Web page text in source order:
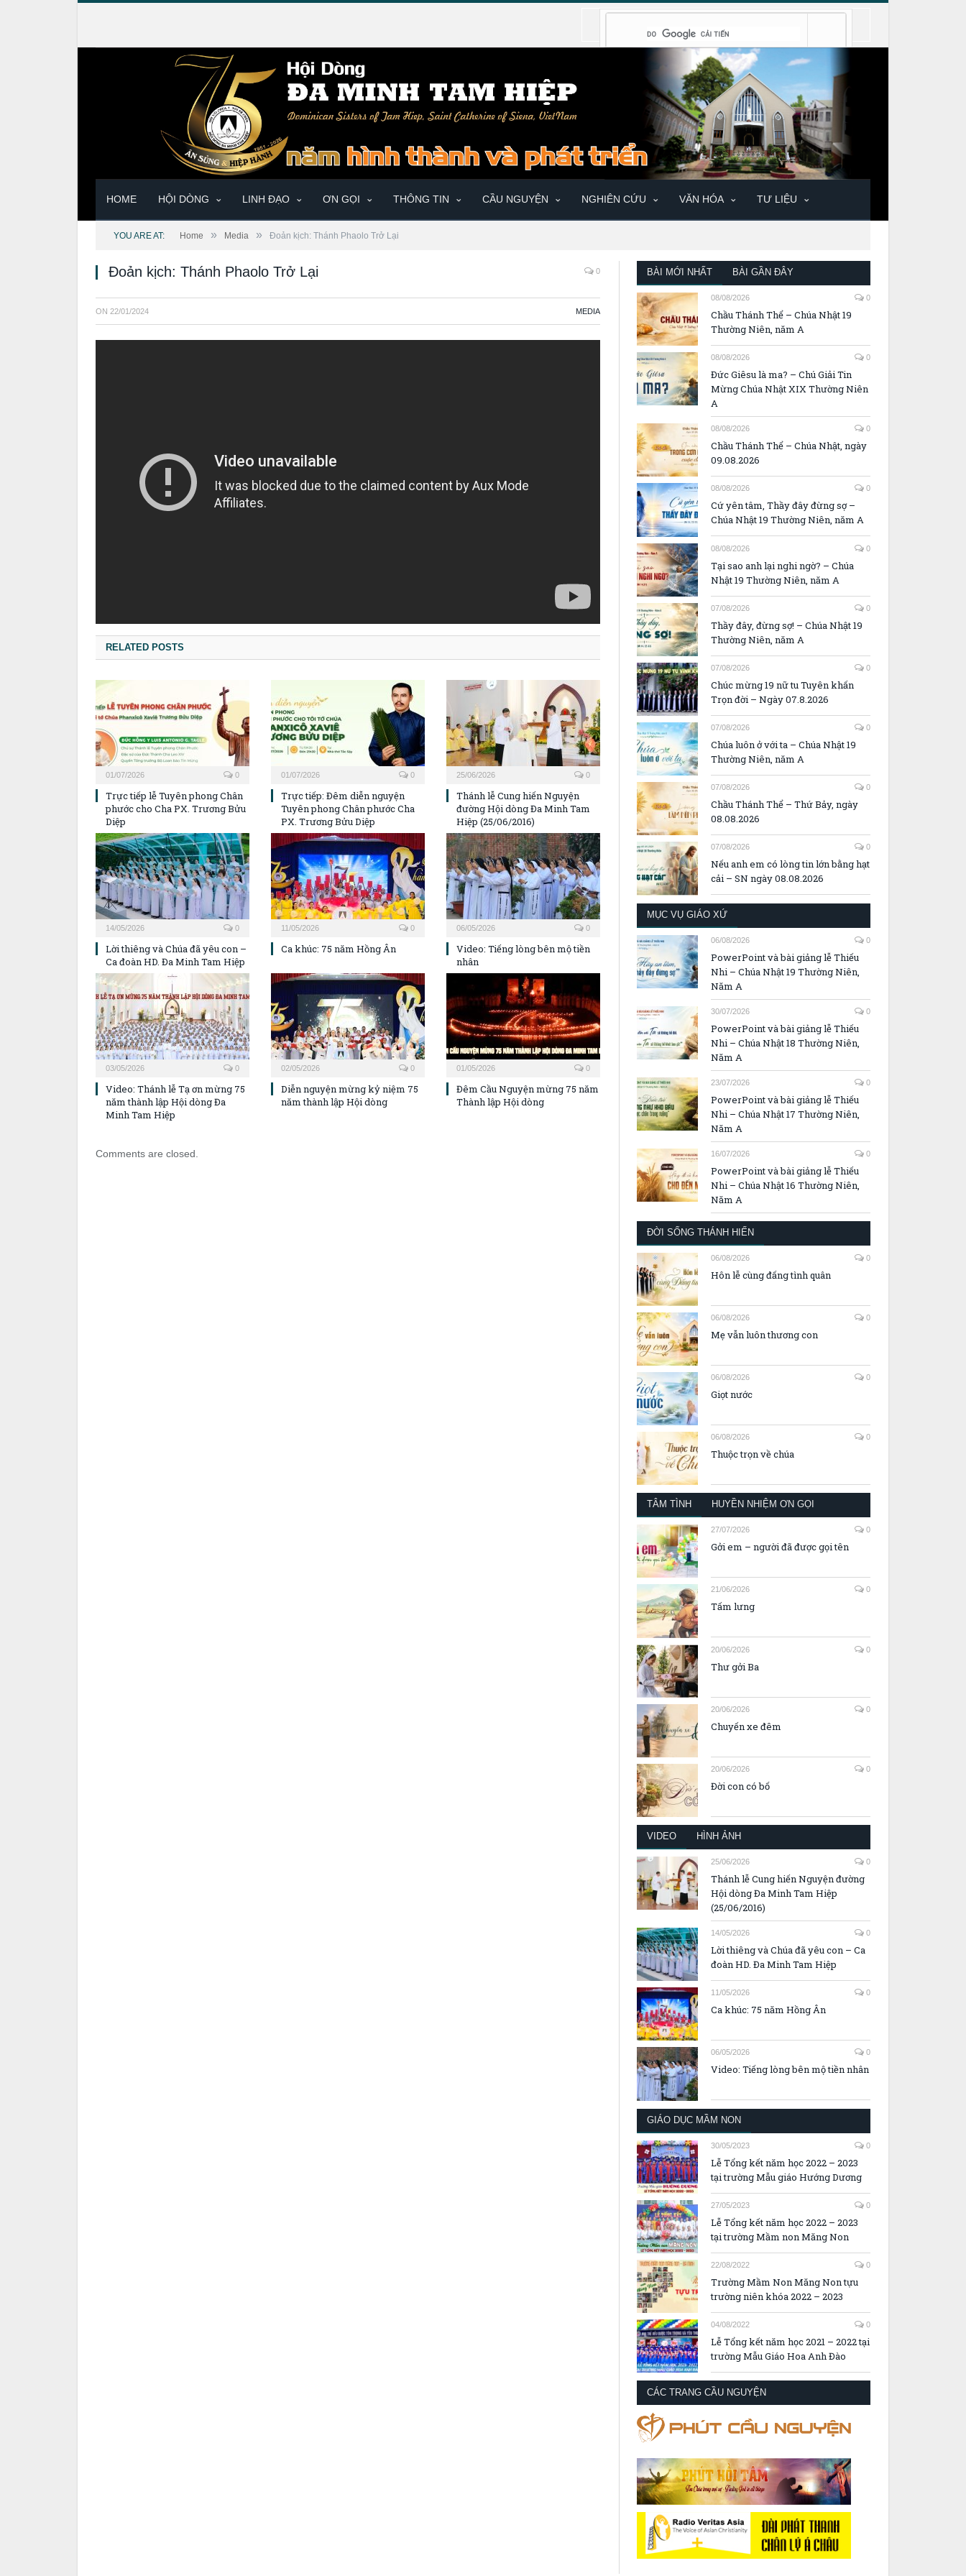
HOME HỘI DÒNG LINH ĐẠO ƠN GỌI THÔNG TIN CẦU NGUYỆN NGHIÊN CỨU VĂN HÓA TƯ LIỆU
YOU ARE AT: Home » Media » Đoản kịch: Thánh Phaolo Trở Lại
Đoản kịch: Thánh Phaolo Trở Lại 0
ON 22/01/2024 MEDIA
RELATED POSTS
01/07/2026 0
Trực tiếp lễ Tuyên phong Chân
phước cho Cha PX. Trương Bửu
Diệp
01/07/2026 0
Trực tiếp: Đêm diễn nguyện
Tuyên phong Chân phước Cha
PX. Trương Bửu Diệp
25/06/2026 0
Thánh lễ Cung hiến Nguyện
đường Hội dòng Đa Minh Tam
Hiệp (25/06/2016)
14/05/2026 0
Lời thiêng và Chúa đã yêu con –
Ca đoàn HD. Đa Minh Tam Hiệp
11/05/2026 0
Ca khúc: 75 năm Hồng Ân
06/05/2026 0
Video: Tiếng lòng bên mộ tiền
nhân
03/05/2026 0
Video: Thánh lễ Tạ ơn mừng 75
năm thành lập Hội dòng Đa
Minh Tam Hiệp
02/05/2026 0
Diễn nguyện mừng kỷ niệm 75
năm thành lập Hội dòng
01/05/2026 0
Đêm Cầu Nguyện mừng 75 năm
Thành lập Hội dòng
Comments are closed.
BÀI MỚI NHẤT BÀI GẦN ĐÂY
08/08/2026 0
Chầu Thánh Thể – Chúa Nhật 19
Thường Niên, năm A
08/08/2026 0
Đức Giêsu là ma? – Chú Giải Tin
Mừng Chúa Nhật XIX Thường Niên
A
08/08/2026 0
Chầu Thánh Thể – Chúa Nhật, ngày
09.08.2026
08/08/2026 0
Cứ yên tâm, Thầy đây đừng sợ –
Chúa Nhật 19 Thường Niên, năm A
08/08/2026 0
Tại sao anh lại nghi ngờ? – Chúa
Nhật 19 Thường Niên, năm A
07/08/2026 0
Thầy đây, đừng sợ! – Chúa Nhật 19
Thường Niên, năm A
07/08/2026 0
Chúc mừng 19 nữ tu Tuyên khấn
Trọn đời – Ngày 07.8.2026
07/08/2026 0
Chúa luôn ở với ta – Chúa Nhật 19
Thường Niên, năm A
07/08/2026 0
Chầu Thánh Thể – Thứ Bảy, ngày
08.08.2026
07/08/2026 0
Nếu anh em có lòng tin lớn bằng hạt
cải – SN ngày 08.08.2026
MỤC VỤ GIÁO XỨ
06/08/2026 0
PowerPoint và bài giảng lễ Thiếu
Nhi – Chúa Nhật 19 Thường Niên,
Năm A
30/07/2026 0
PowerPoint và bài giảng lễ Thiếu
Nhi – Chúa Nhật 18 Thường Niên,
Năm A
23/07/2026 0
PowerPoint và bài giảng lễ Thiếu
Nhi – Chúa Nhật 17 Thường Niên,
Năm A
16/07/2026 0
PowerPoint và bài giảng lễ Thiếu
Nhi – Chúa Nhật 16 Thường Niên,
Năm A
ĐỜI SỐNG THÁNH HIẾN
06/08/2026 0
Hôn lễ cùng đấng tình quân
06/08/2026 0
Mẹ vẫn luôn thương con
06/08/2026 0
Giọt nước
06/08/2026 0
Thuộc trọn về chúa
TÂM TÌNH HUYỀN NHIỆM ƠN GỌI
27/07/2026 0
Gởi em – người đã được gọi tên
21/06/2026 0
Tấm lưng
20/06/2026 0
Thư gởi Ba
20/06/2026 0
Chuyến xe đêm
20/06/2026 0
Đời con có bố
VIDEO HÌNH ẢNH
25/06/2026 0
Thánh lễ Cung hiến Nguyện đường
Hội dòng Đa Minh Tam Hiệp
(25/06/2016)
14/05/2026 0
Lời thiêng và Chúa đã yêu con – Ca
đoàn HD. Đa Minh Tam Hiệp
11/05/2026 0
Ca khúc: 75 năm Hồng Ân
06/05/2026 0
Video: Tiếng lòng bên mộ tiền nhân
GIÁO DỤC MẦM NON
30/05/2023 0
Lễ Tổng kết năm học 2022 – 2023
tại trường Mẫu giáo Hướng Dương
27/05/2023 0
Lễ Tổng kết năm học 2022 – 2023
tại trường Mầm non Măng Non
22/08/2022 0
Trường Mầm Non Măng Non tựu
trường niên khóa 2022 – 2023
04/08/2022 0
Lễ Tổng kết năm học 2021 – 2022 tại
trường Mẫu Giáo Hoa Anh Đào
CÁC TRANG CẦU NGUYỆN